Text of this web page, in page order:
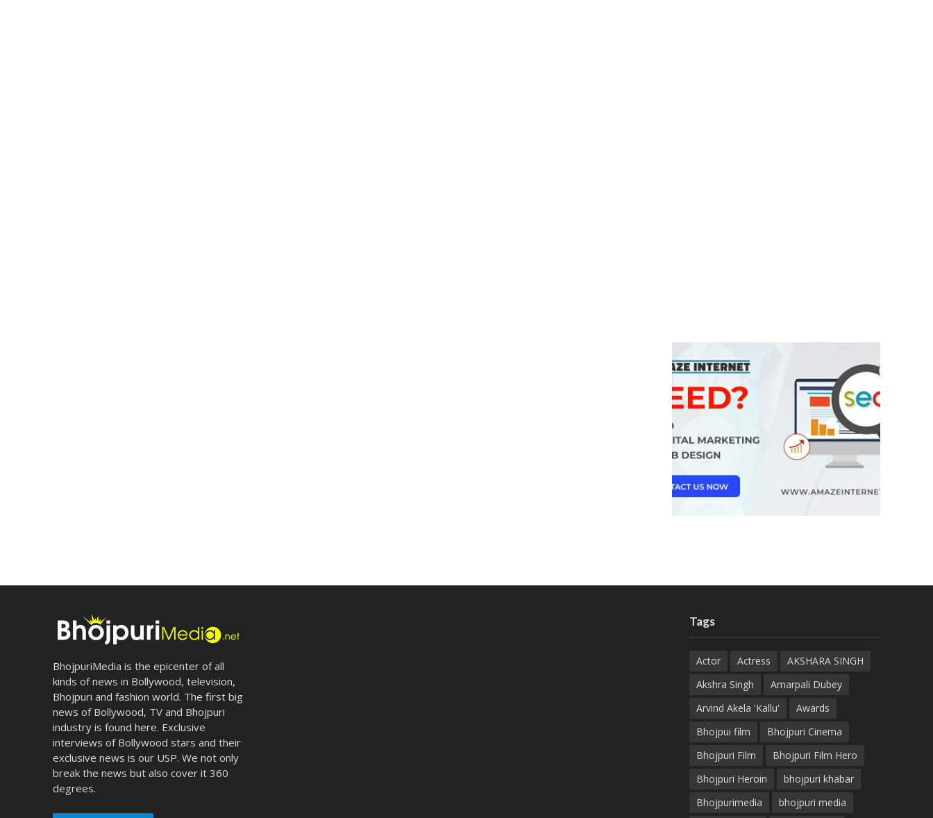
BhojpuriMedia is the epicenter of all
kinds of news in Bollywood, television,
Bhojpuri and fashion world. The first big
news of Bollywood, TV and Bhojpuri
industry is found here. Exclusive
interviews of Bollywood stars and their
exclusive news is our USP. We not only
break the news but also cover it 360
degrees.
Tags
Actor Actress
AKSHARA SINGH
Akshra Singh
Amarpali Dubey
Arvind Akela 'Kallu'
Awards
Bhojpui film
Bhojpuri Cinema
Bhojpuri Film
Bhojpuri Film Hero
Bhojpuri Heroin
bhojpuri khabar
Bhojpurimedia
bhojpuri media